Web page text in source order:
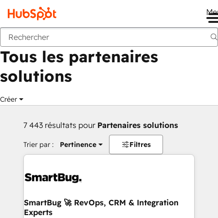
Retour
Tous les partenaires
solutions
Créer
7 443 résultats pour Partenaires solutions
Trier par : Pertinence Filtres
SmartBug 🚀 RevOps, CRM & Integration
Experts